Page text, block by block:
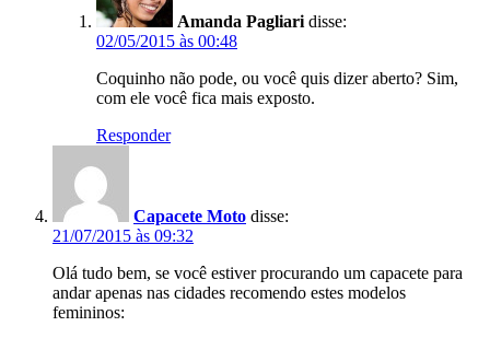
Amanda Pagliari disse:
02/05/2015 às 00:48
Coquinho não pode, ou você quis dizer aberto? Sim,
com ele você fica mais exposto.
Responder
Capacete Moto disse:
21/07/2015 às 09:32
Olá tudo bem, se você estiver procurando um capacete para
andar apenas nas cidades recomendo estes modelos
femininos: